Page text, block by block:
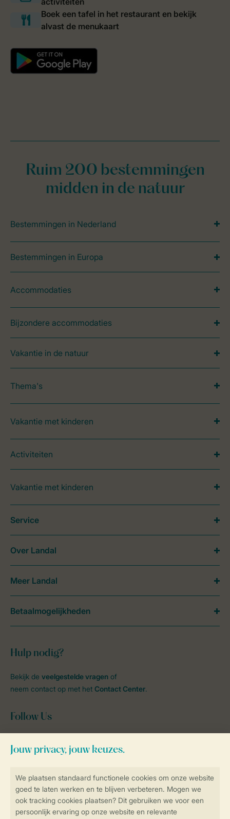
Ruim 200 bestemmingen
midden in de natuur
Bestemmingen in Nederland
Bestemmingen in Europa
Accommodaties
Bijzondere accommodaties
Vakantie in de natuur
Thema's
Vakantie met kinderen
Activiteiten
Vakantie met kinderen
Hulp nodig?
Bekijk de veelgestelde vragen of
neem contact op met het Contact Center.
Follow Us
Blijf op de hoogte
Service
Over Landal
Meer Landal
Betaalmogelijkheden